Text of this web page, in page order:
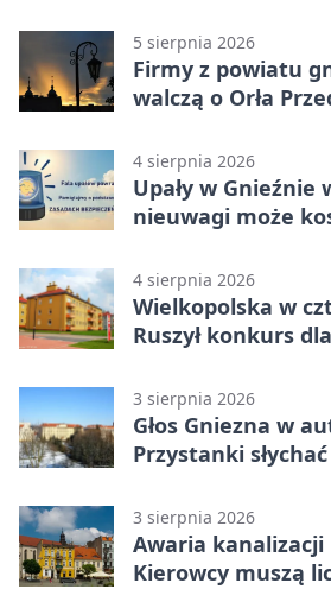
5 sierpnia 2026
Firmy z powiatu
walczą o Orła
4 sierpnia 2026
Upały w Gnieźnie
nieuwagi może
4 sierpnia 2026
Wielkopolska w
Ruszył konkurs
3 sierpnia 2026
Głos Gniezna w
Przystanki
3 sierpnia 2026
Awaria kanalizacji
Kierowcy muszą